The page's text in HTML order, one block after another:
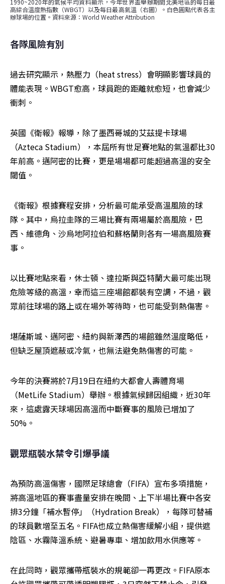
1990~2020年的氣候平均資料顯示，今年世界盃舉辦期間北美地區的每日最
高綜合溫度熱指數（WBGT）以及每日最高氣溫（右圖）。白色圓點代表各主
辦球場的位置。資料來源：World Weather Attribution
各隊風險有別
過去研究顯示，熱壓力（heat stress）會明顯影響球員的
體能表現。WBGT愈高，球員跑的距離就愈短，也會減少
衝刺。
英國《衛報》報導，除了墨西哥城的艾茲提卡球場
（Azteca Stadium），本屆所有世足賽地點的氣溫都比30
年前高。邁阿密的比賽，更是場場都可能超過高溫的安全
閾值。
《衛報》根據賽程安排，分析最可能承受高溫風險的球
隊。其中，烏拉圭隊的三場比賽有兩場屬於高風險，巴
西、維德角、沙烏地阿拉伯和蘇格蘭則各有一場高風險賽
事。
以比賽地點來看，休士頓、達拉斯與亞特蘭大最可能出現
危險等級的高溫，幸而這三座場館都裝有空調，不過，觀
眾前往球場的路上或在場外等待時，也可能受到熱傷害。
堪薩斯城、邁阿密、紐約與新澤西的場館雖然溫度略低，
但缺乏屋頂遮蔽或冷氣，也無法避免熱傷害的可能。
今年的決賽將於7月19日在紐約大都會人壽體育場
（MetLife Stadium）舉辦。根據氣候歸因組織，近30年
來，這處露天球場因高溫而中斷賽事的風險已增加了
50%。
觀眾瓶裝水禁令引爆爭議
為預防高溫傷害，國際足球總會（FIFA）宣布多項措施，
將高溫地區的賽事盡量安排在晚間、上下半場比賽中各安
排3分鐘「補水暫停」（Hydration Break），每隊可替補
的球員數增至五名。FIFA也成立熱傷害緩解小組，提供遮
陰區、水霧降溫系統、避暑專車、增加飲用水供應等。
在此同時，觀眾攜帶瓶裝水的規範卻一再更改。FIFA原本